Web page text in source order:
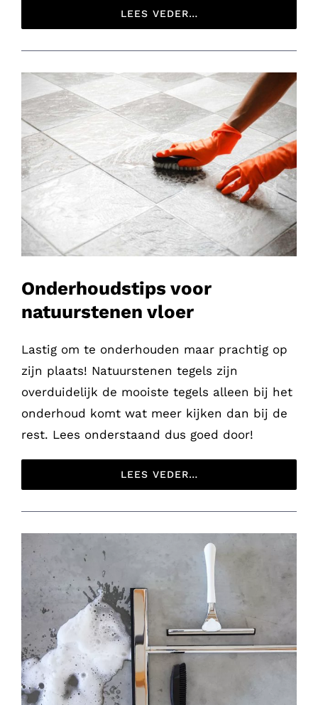
LEES VEDER…
Onderhoudstips voor
natuurstenen vloer
Lastig om te onderhouden maar prachtig op
zijn plaats! Natuurstenen tegels zijn
overduidelijk de mooiste tegels alleen bij het
onderhoud komt wat meer kijken dan bij de
rest. Lees onderstaand dus goed door!
LEES VEDER…